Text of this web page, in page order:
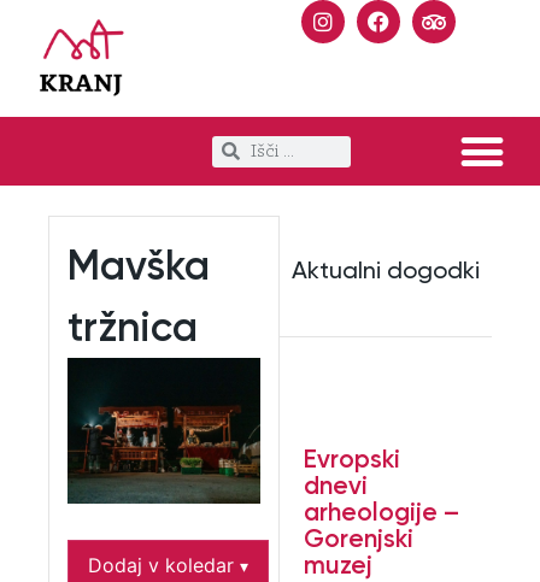
Mavška
tržnica
Dodaj v koledar ▾
Aktualni dogodki
Evropski
dnevi
arheologije –
Gorenjski
muzej